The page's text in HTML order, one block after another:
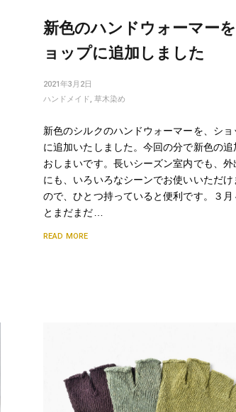
新色のハンドウォーマー
ョップに追加しました
2021年3月2日
ハンドメイド, 草木染め
新色のシルクのハンドウォーマーを、ショ
に追加いたしました。今回の分で新色の追
おしまいです。長いシーズン室内でも、外
にも、いろいろなシーンでお使いいただけ
ので、ひとつ持っていると便利です。３月
とまだまだ…
READ MORE